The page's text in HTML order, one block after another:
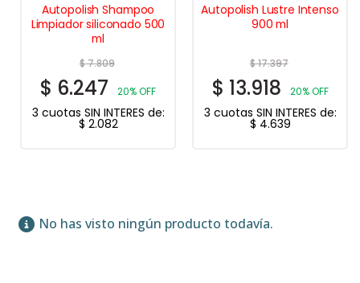
Autopolish Shampoo
Limpiador siliconado 500
ml
$7.809
$ 6.247 20% OFF
3 cuotas SIN INTERES de:
$ 2.082
Autopolish Lustre Intenso
900 ml
$17.397
$ 13.918 20% OFF
3 cuotas SIN INTERES de:
$ 4.639
No has visto ningún producto todavía.